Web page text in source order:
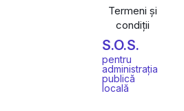
Termeni și
condiții
S.O.S.
pentru
administrația
publică
locală